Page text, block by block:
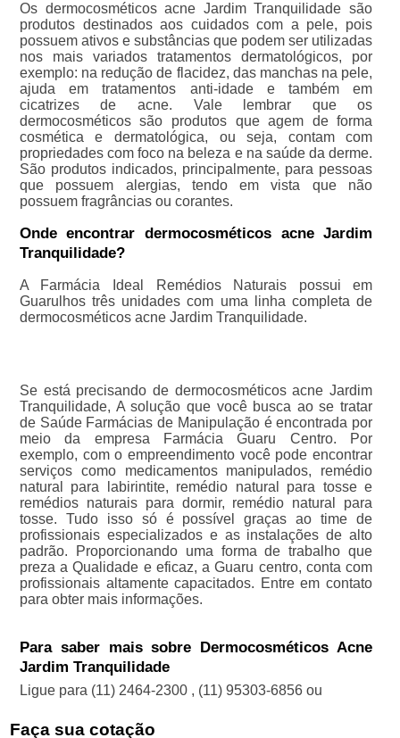
Os dermocosméticos acne Jardim Tranquilidade são
produtos destinados aos cuidados com a pele, pois
possuem ativos e substâncias que podem ser utilizadas
nos mais variados tratamentos dermatológicos, por
exemplo: na redução de flacidez, das manchas na pele,
ajuda em tratamentos anti-idade e também em
cicatrizes de acne. Vale lembrar que os
dermocosméticos são produtos que agem de forma
cosmética e dermatológica, ou seja, contam com
propriedades com foco na beleza e na saúde da derme.
São produtos indicados, principalmente, para pessoas
que possuem alergias, tendo em vista que não
possuem fragrâncias ou corantes.
Onde encontrar dermocosméticos acne Jardim
Tranquilidade?
A Farmácia Ideal Remédios Naturais possui em
Guarulhos três unidades com uma linha completa de
dermocosméticos acne Jardim Tranquilidade.
Se está precisando de dermocosméticos acne Jardim
Tranquilidade, A solução que você busca ao se tratar
de Saúde Farmácias de Manipulação é encontrada por
meio da empresa Farmácia Guaru Centro. Por
exemplo, com o empreendimento você pode encontrar
serviços como medicamentos manipulados, remédio
natural para labirintite, remédio natural para tosse e
remédios naturais para dormir, remédio natural para
tosse. Tudo isso só é possível graças ao time de
profissionais especializados e as instalações de alto
padrão. Proporcionando uma forma de trabalho que
preza a Qualidade e eficaz, a Guaru centro, conta com
profissionais altamente capacitados. Entre em contato
para obter mais informações.
Para saber mais sobre Dermocosméticos Acne
Jardim Tranquilidade
Ligue para (11) 2464-2300 , (11) 95303-6856 ou
Faça sua cotação